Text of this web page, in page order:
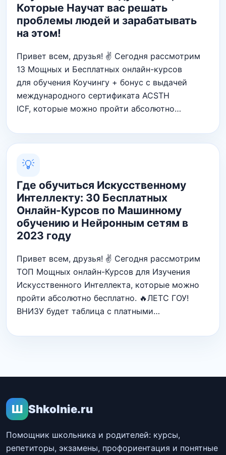
Которые Научат вас решать
проблемы людей и зарабатывать
на этом!
Привет всем, друзья! ✌ Сегодня рассмотрим
13 Мощных и Бесплатных онлайн-курсов
для обучения Коучингу + бонус с выдачей
международного сертификата ACSTH
ICF, которые можно пройти абсолютно…
💡
Где обучиться Искусственному
Интеллекту: 30 Бесплатных
Онлайн-Курсов по Машинному
обучению и Нейронным сетям в
2023 году
Привет всем, друзья! ✌ Сегодня рассмотрим
ТОП Мощных онлайн-Курсов для Изучения
Искусственного Интеллекта, которые можно
пройти абсолютно бесплатно. 🔥ЛЕТС ГОУ!
ВНИЗУ будет таблица с платными…
Ш Shkolnie.ru
Помощник школьника и родителей: курсы,
репетиторы, экзамены, профориентация и понятные